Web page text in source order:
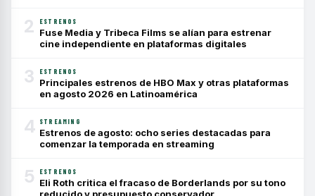
2 ESTRENOS
Fuse Media y Tribeca Films se alían para estrenar
cine independiente en plataformas digitales
3 ESTRENOS
Principales estrenos de HBO Max y otras plataformas
en agosto 2026 en Latinoamérica
4 STREAMING
Estrenos de agosto: ocho series destacadas para
comenzar la temporada en streaming
5 ESTRENOS
Eli Roth critica el fracaso de Borderlands por su tono